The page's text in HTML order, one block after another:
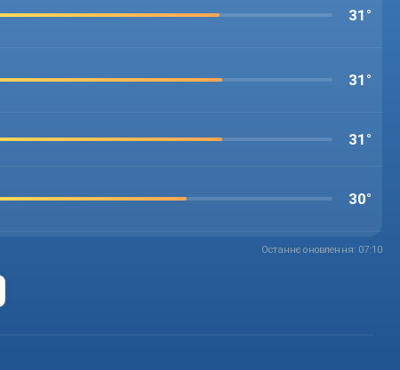
31°
31°
31°
30°
Останнє оновлення: 07:10